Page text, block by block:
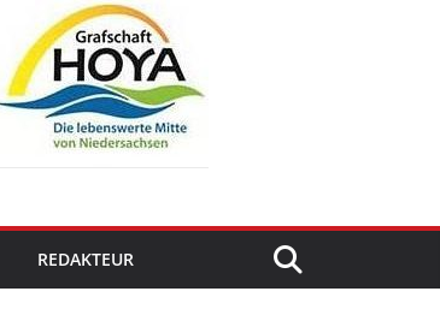
REDAKTEUR